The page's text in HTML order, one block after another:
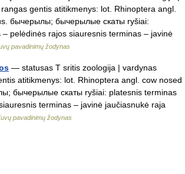
gentis atitikmenys: lot. Rhinoptera angl.
бычерылы; бычерылые скаты ryšiai:
– pelėdinės rajos siauresnis terminas – javinė
pavadinimų žodynas
— statusas T sritis zoologija | vardynas
atitikmenys: lot. Rhinoptera angl. cow nosed
бычерылые скаты ryšiai: platesnis terminas
terminas – javinė jaučiasnukė raja
pavadinimų žodynas